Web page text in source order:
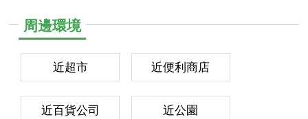
周邊環境
近超市 近便利商店
近百貨公司 近公園